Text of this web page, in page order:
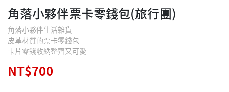
角落小夥伴票卡零錢包(旅行團)
角落小夥伴生活雜貨
皮革材質的票卡零錢包
卡片零錢收納整齊又可愛
NT$700